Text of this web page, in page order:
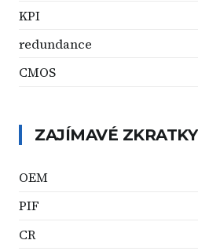
KPI
redundance
CMOS
ZAJÍMAVÉ ZKRATKY
OEM
PIF
CR